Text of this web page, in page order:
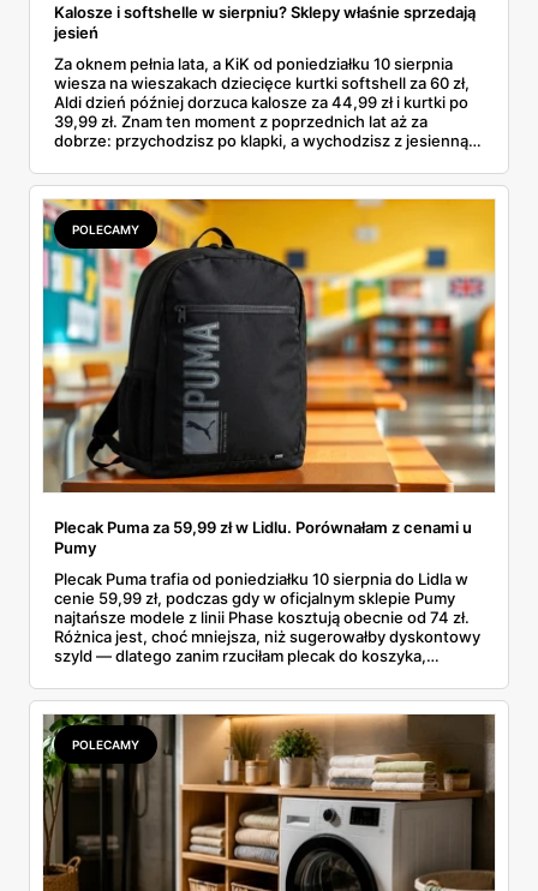
Kalosze i softshelle w sierpniu? Sklepy właśnie sprzedają
jesień
Za oknem pełnia lata, a KiK od poniedziałku 10 sierpnia
wiesza na wieszakach dziecięce kurtki softshell za 60 zł,
Aldi dzień później dorzuca kalosze za 44,99 zł i kurtki po
39,99 zł. Znam ten moment z poprzednich lat aż za
dobrze: przychodzisz po klapki, a wychodzisz z jesienną
pojawi się w gazetkach w przyszłym tygodniu i czy jest
sens kupować jesień, zanim skończą się wakacje.
POLECAMY
Plecak Puma za 59,99 zł w Lidlu. Porównałam z cenami u
Pumy
Plecak Puma trafia od poniedziałku 10 sierpnia do Lidla w
cenie 59,99 zł, podczas gdy w oficjalnym sklepie Pumy
najtańsze modele z linii Phase kosztują obecnie od 74 zł.
Różnica jest, choć mniejsza, niż sugerowałby dyskontowy
szyld — dlatego zanim rzuciłam plecak do koszyka,
rozpiska: co dokładnie sprzedaje Lidl, ile kosztują
odpowiedniki u producenta i komu ten zakup naprawdę
się opłaci.
POLECAMY